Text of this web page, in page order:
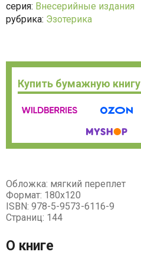
серия: Внесерийные издания
рубрика: Эзотерика
Купить бумажную книгу
Обложка: мягкий переплет
Формат: 180х120
ISBN: 978-5-9573-6116-9
Страниц: 144
О книге